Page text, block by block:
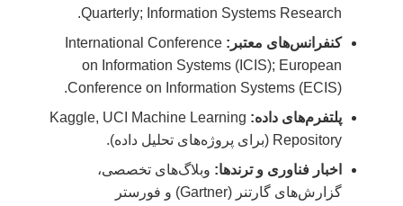
Quarterly; Information Systems Research.
کنفرانس‌های معتبر: International Conference
on Information Systems (ICIS); European
Conference on Information Systems (ECIS).
پلتفرم‌های داده: Kaggle, UCI Machine Learning
Repository (برای پروژه‌های تحلیل داده).
اخبار فناوری و ترندها: وبلاگ‌های تخصصی،
گزارش‌های گارتنر (Gartner) و فورستر